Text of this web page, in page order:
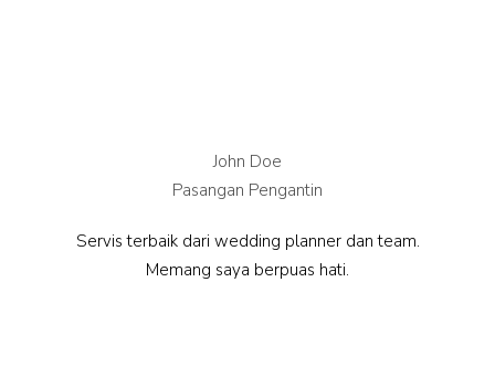
John Doe
Pasangan Pengantin
Servis terbaik dari wedding planner dan team.
Memang saya berpuas hati.